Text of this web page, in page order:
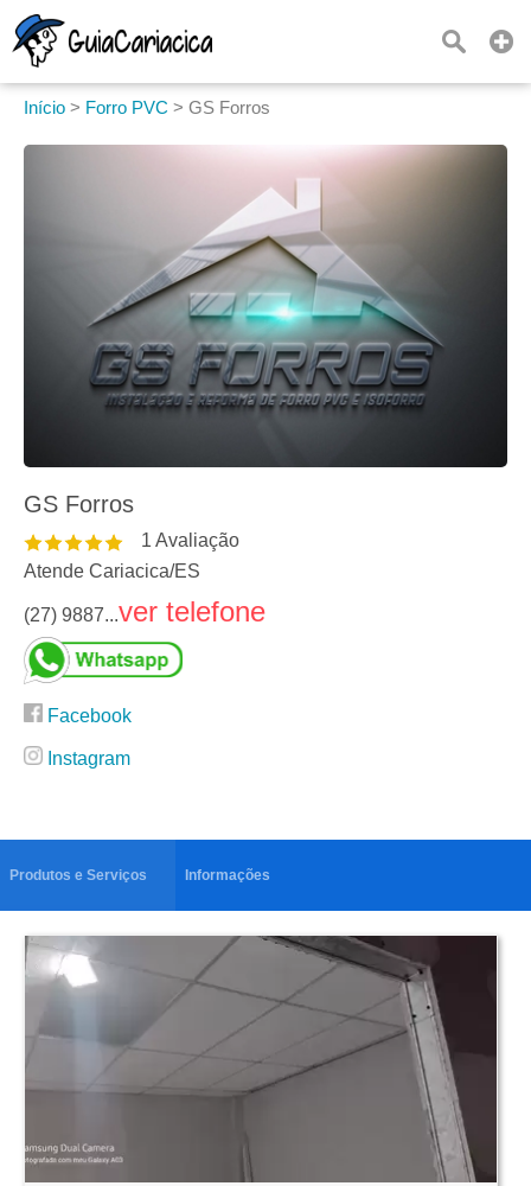
Início > Forro PVC > GS Forros
GS Forros
1 Avaliação
Atende Cariacica/ES
(27) 9887...ver telefone
Facebook
Instagram
Produtos e Serviços Informações